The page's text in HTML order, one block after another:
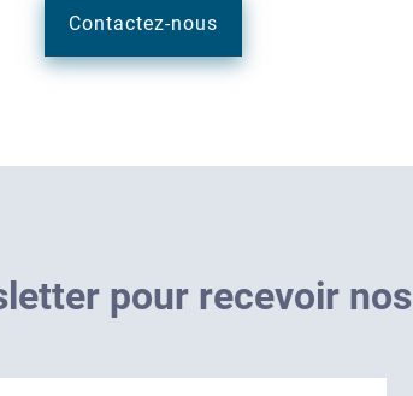
Contactez-nous
letter pour recevoir nos